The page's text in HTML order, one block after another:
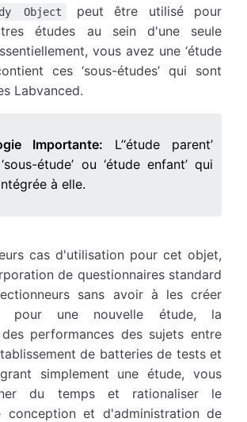
Object
peut être utilisé pour
études au sein d'une seule
vous avez une ‘étude
ces ‘sous-études’ qui sont
Labvanced.
Importante: L’‘étude parent’
étude’ ou ‘étude enfant’ qui
à elle.
cas d'utilisation pour cet objet,
de questionnaires standard
sans avoir à les créer
pour une nouvelle étude, la
performances des sujets entre
de batteries de tests et
simplement une étude, vous
du temps et rationaliser le
conception et d'administration de